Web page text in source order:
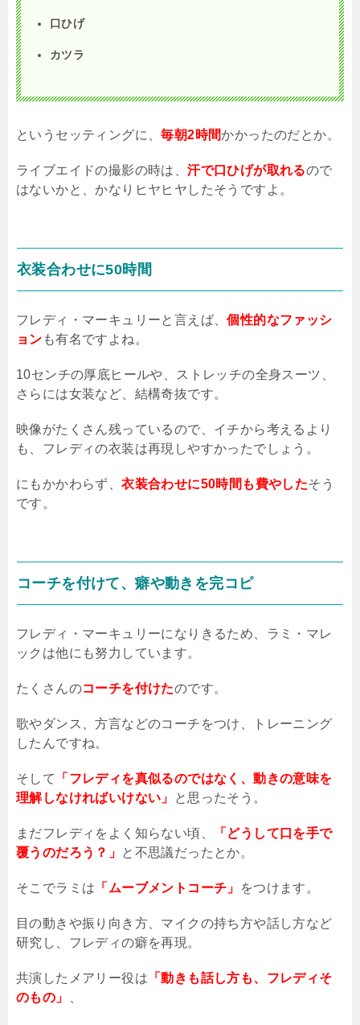
口ひげ
カツラ
というセッティングに、毎朝2時間かかったのだとか。
ライブエイドの撮影の時は、汗で口ひげが取れるので
はないかと、かなりヒヤヒヤしたそうですよ。
衣装合わせに50時間
フレディ・マーキュリーと言えば、個性的なファッシ
ョン も有名ですよね。
10センチの厚底ヒールや、ストレッチの全身スーツ、
さらには女装など、結構奇抜です。
映像がたくさん残っているので、イチから考えるより
も、フレディの衣装は再現しやすかったでしょう。
にもかかわらず、衣装合わせに50時間も費やしたそう
です。
コーチを付けて、癖や動きを完コピ
フレディ・マーキュリーになりきるため、ラミ・マレ
ックは他にも努力しています。
たくさんのコーチを付けたのです。
歌やダンス、方言などのコーチをつけ、トレーニング
したんですね。
そして
「フレディを真似るのではなく、動きの意味を
理解しなければいけない」
と思ったそう。
まだフレディをよく知らない頃、
「どうして口を手で
覆うのだろう？」 と不思議だったとか。
そこでラミは 「ムーブメントコーチ」 をつけます。
目の動きや振り向き方、マイクの持ち方や話し方など
研究し、フレディの癖を再現。
共演したメアリー役は 「動きも話し方も、フレディそ
のもの」